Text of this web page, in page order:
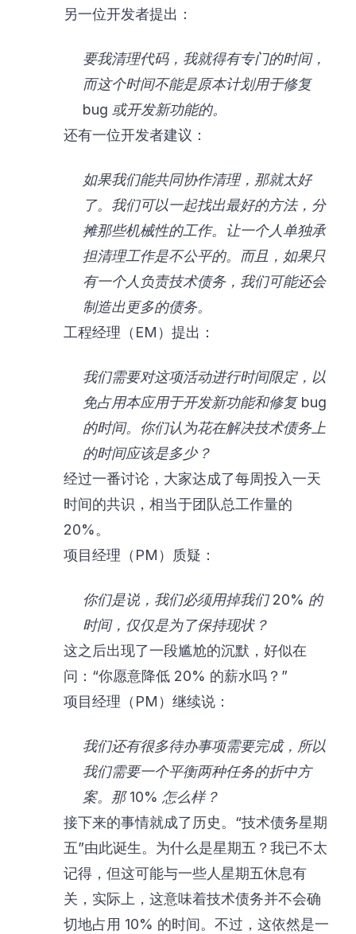
另一位开发者提出：
要我清理代码，我就得有专门的时间，
而这个时间不能是原本计划用于修复
bug 或开发新功能的。
还有一位开发者建议：
如果我们能共同协作清理，那就太好
了。我们可以一起找出最好的方法，分
摊那些机械性的工作。让一个人单独承
担清理工作是不公平的。而且，如果只
有一个人负责技术债务，我们可能还会
制造出更多的债务。
工程经理（EM）提出：
我们需要对这项活动进行时间限定，以
免占用本应用于开发新功能和修复 bug
的时间。你们认为花在解决技术债务上
的时间应该是多少？
经过一番讨论，大家达成了每周投入一天
时间的共识，相当于团队总工作量的
20%。
项目经理（PM）质疑：
你们是说，我们必须用掉我们 20% 的
时间，仅仅是为了保持现状？
这之后出现了一段尴尬的沉默，好似在
问：“你愿意降低 20% 的薪水吗？”
项目经理（PM）继续说：
我们还有很多待办事项需要完成，所以
我们需要一个平衡两种任务的折中方
案。那 10% 怎么样？
接下来的事情就成了历史。“技术债务星期
五”由此诞生。为什么是星期五？我已不太
记得，但这可能与一些人星期五休息有
关，实际上，这意味着技术债务并不会确
切地占用 10% 的时间。不过，这依然是一